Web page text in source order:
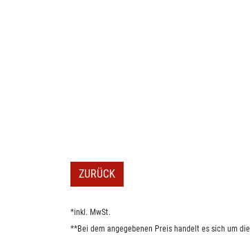
ZURÜCK
*inkl. MwSt.
**Bei dem angegebenen Preis handelt es sich um